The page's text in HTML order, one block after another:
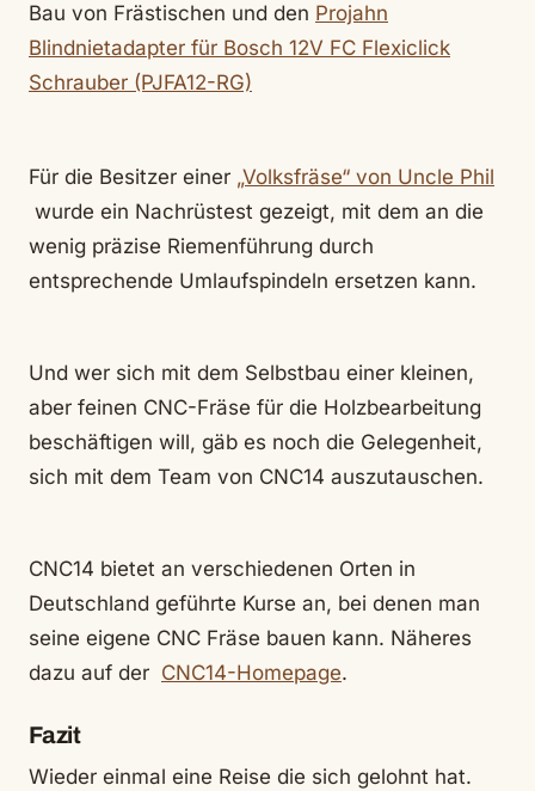
Bau von Frästischen und den Projahn
Blindnietadapter für Bosch 12V FC Flexiclick
Schrauber (PJFA12-RG)
Für die Besitzer einer „Volksfräse“ von Uncle Phil
wurde ein Nachrüstest gezeigt, mit dem an die
wenig präzise Riemenführung durch
entsprechende Umlaufspindeln ersetzen kann.
Und wer sich mit dem Selbstbau einer kleinen,
aber feinen CNC-Fräse für die Holzbearbeitung
beschäftigen will, gäb es noch die Gelegenheit,
sich mit dem Team von CNC14 auszutauschen.
CNC14 bietet an verschiedenen Orten in
Deutschland geführte Kurse an, bei denen man
seine eigene CNC Fräse bauen kann. Näheres
dazu auf der CNC14-Homepage.
Fazit
Wieder einmal eine Reise die sich gelohnt hat.